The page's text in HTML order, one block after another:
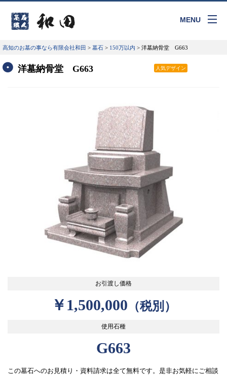
MENU
高知のお墓の事なら有限会社和田 > 墓石 > 150万以内 > 洋墓納骨堂 G663
洋墓納骨堂 G663 人気デザイン
お引渡し価格
￥1,500,000 （税別）
使用石種
G663
この墓石へのお見積り・資料請求は全て無料です。是非お気軽にご相談